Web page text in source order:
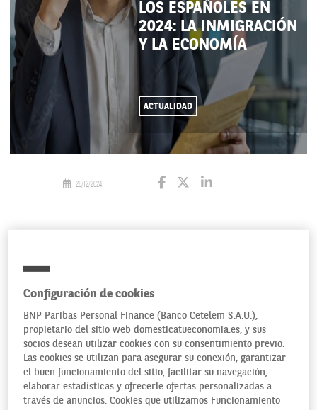
LOS ESPAÑOLES EN
2024: LA INMIGRACIÓN
Y LA ECONOMÍA
ACTUALIDAD
26/12/2024
el CIS este año. Una cuestión que los ciudadanos perciben
como la más preocupante por delante incluso de la
economía, la sanidad, el empleo y la vivienda.
LA CRISIS MIGRATORIA
Configuración de cookies
BNP Paribas Personal Finance (Banco Cetelem S.A.U.),
propietario del sitio web domesticatueconomia.es, y sus
socios desean utilizar cookies con su consentimiento previo.
Las cookies se utilizan para asegurar su conexión, garantizar
el buen funcionamiento del sitio, facilitar su navegación,
elaborar estadísticas y ofrecerle ofertas personalizadas a
través de anuncios. Cookies que utilizamos Funcionamiento